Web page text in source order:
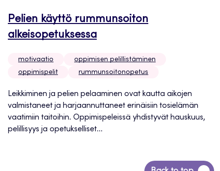
Pelien käyttö rummunsoiton
alkeisopetuksessa
motivaatio
oppimisen pelillistäminen
oppimispelit
rummunsoitonopetus
Leikkiminen ja pelien pelaaminen ovat kautta aikojen
valmistaneet ja harjaannuttaneet erinäisiin tosielämän
vaatimiin taitoihin. Oppimispeleissä yhdistyvät hauskuus,
pelillisyys ja opetukselliset...